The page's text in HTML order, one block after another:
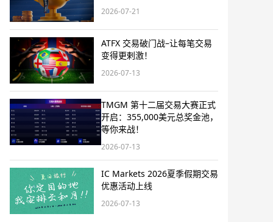
2026-07-21
ATFX 交易破门战–让每笔交易
变得更剌激！
2026-07-13
TMGM 第十二届交易大赛正式
开启：355,000美元总奖金池，
等你来战！
2026-07-13
IC Markets 2026夏季假期交易
优惠活动上线
2026-07-13